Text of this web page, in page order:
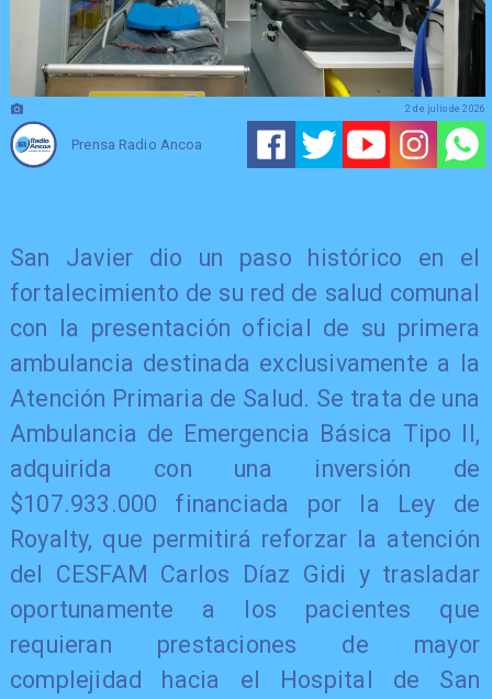
Prensa Radio Ancoa
2 de julio de 2026
San Javier dio un paso histórico en el
fortalecimiento de su red de salud comunal
con la presentación oficial de su primera
ambulancia destinada exclusivamente a la
Atención Primaria de Salud. Se trata de una
Ambulancia de Emergencia Básica Tipo II,
adquirida con una inversión de
$107.933.000 financiada por la Ley de
Royalty, que permitirá reforzar la atención
del CESFAM Carlos Díaz Gidi y trasladar
oportunamente a los pacientes que
requieran prestaciones de mayor
complejidad hacia el Hospital de San